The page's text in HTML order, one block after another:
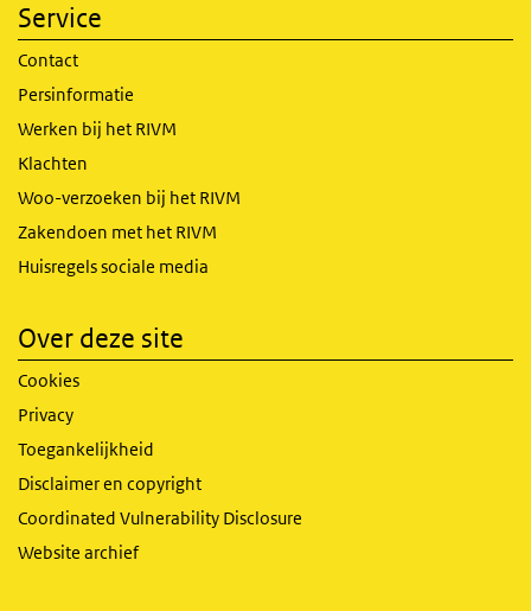
Service
Contact
Persinformatie
Werken bij het RIVM
Klachten
Woo-verzoeken bij het RIVM
Zakendoen met het RIVM
Huisregels sociale media
Over deze site
Cookies
Privacy
Toegankelijkheid
Disclaimer en copyright
Coordinated Vulnerability Disclosure
Website archief